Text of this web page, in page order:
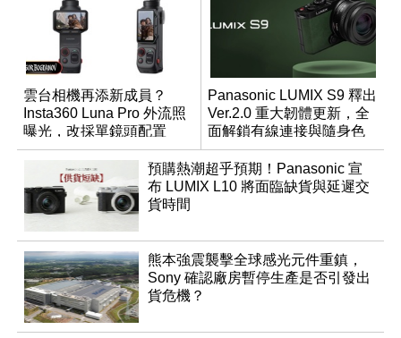
雲台相機再添新成員？
Insta360 Luna Pro 外流照
曝光，改採單鏡頭配置
Panasonic LUMIX S9 釋出
Ver.2.0 重大韌體更新，全
面解鎖有線連接與隨身色
調編輯
預購熱潮超乎預期！Panasonic 宣
布 LUMIX L10 將面臨缺貨與延遲交
貨時間
熊本強震襲擊全球感光元件重鎮，
Sony 確認廠房暫停生產是否引發出
貨危機？